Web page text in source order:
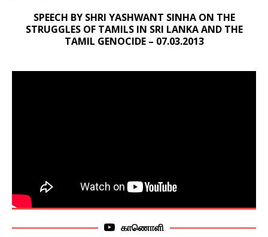
SPEECH BY SHRI YASHWANT SINHA ON THE
STRUGGLES OF TAMILS IN SRI LANKA AND THE
TAMIL GENOCIDE – 07.03.2013
காணொளி